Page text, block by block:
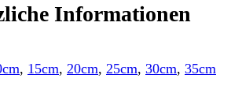
Informationen
, 15cm, 20cm, 25cm, 30cm, 35cm